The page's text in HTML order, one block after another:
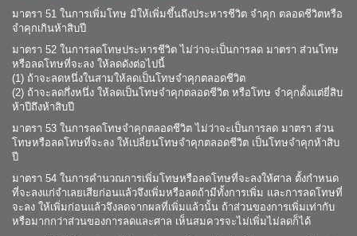
มาตรา 51 ในการเพิ่มโทษ มิให้เพิ่มขึ้นถึงประหารชีวิต จำคุก ตลอดชีวิตหรือ
จำคุกเกินห้าสิบปี
มาตรา 52 ในการลดโทษประหารชีวิต ไม่ว่าจะเป็นการลด มาตรา ส่วนโทษ
หรือลดโทษที่จะลง ให้ลดดังต่อไปนี้
(1) ถ้าจะลดหนึ่งในสามให้ลดเป็นโทษจำคุกตลอดชีวิต
(2) ถ้าจะลดกึ่งหนึ่ง ให้ลดเป็นโทษจำคุกตลอดชีวิต หรือโทษ จำคุกตั้งแต่ยี่สิบ
ห้าปีถึงห้าสิบปี
มาตรา 53 ในการลดโทษจำคุกตลอดชีวิต ไม่ว่าจะเป็นการลด มาตรา ส่วน
โทษหรือลดโทษที่จะลง ให้เปลี่ยนโทษจำคุกตลอดชีวิต เป็นโทษจำคุกห้าสิบ
ปี
มาตรา 54 ในการคำนวณการเพิ่มโทษหรือลดโทษที่จะลงให้ศาล ตั้งกำหนด
ที่จะลงแก่จำเลยเสียก่อนแล้วจึงเพิ่มหรือลดถ้ามีทั้งการเพิ่ม และการลดโทษที่
จะลง ให้เพิ่มก่อนแล้วจึงลดจากผลที่เพิ่มแล้วนั้น ถ้าส่วนของการเพิ่มเท่ากับ
หรือมากกว่าส่วนของการลดและศาล เห็นสมควรจะไม่เพิ่มไม่ลดก็ได้